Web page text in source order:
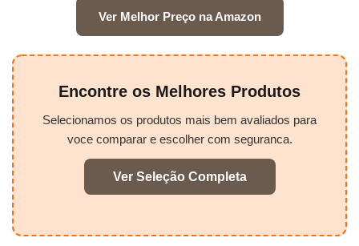
Ver Melhor Preço na Amazon
Encontre os Melhores Produtos
Selecionamos os produtos mais bem avaliados para
voce comparar e escolher com seguranca.
Ver Seleção Completa